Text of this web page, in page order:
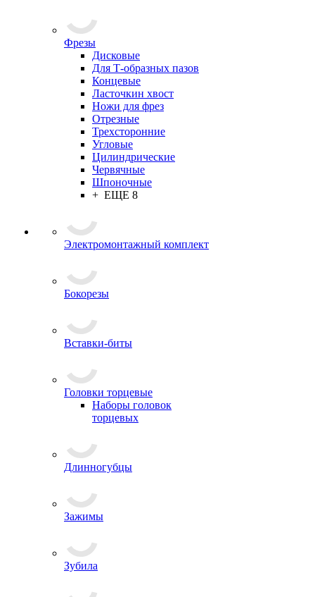
Фрезы
Дисковые
Для Т-образных пазов
Концевые
Ласточкин хвост
Ножи для фрез
Отрезные
Трехсторонние
Угловые
Цилиндрические
Червячные
Шпоночные
+ ЕЩЕ 8
Электромонтажный комплект
Бокорезы
Вставки-биты
Головки торцевые
Наборы головок
торцевых
Длинногубцы
Зажимы
Зубила